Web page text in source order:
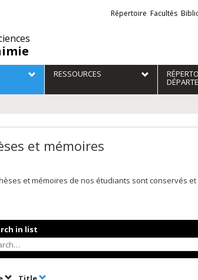
Liens
externes
Répertoire Facultés
RESSOURCES
et mémoires
et mémoires de nos étudiants sont conservés
in list
Sort by date in ascending order
Sort by title in ascending order